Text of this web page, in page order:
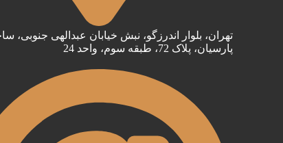
تهران، بلوار اندرزگو، نبش خیابان عبدالهی جنوبی،
پارسیان، پلاک 72، طبقه سوم، واحد 24